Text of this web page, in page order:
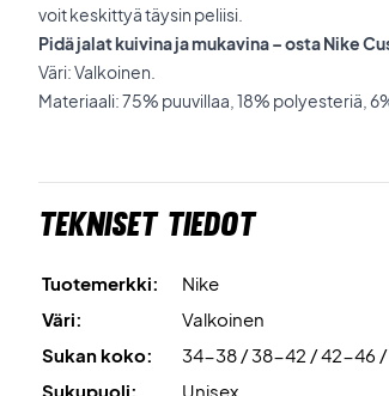
voit keskittyä täysin peliisi.
Pidä jalat kuivina ja mukavina – osta Nike
Väri: Valkoinen.
Materiaali: 75% puuvillaa, 18% polyesteriä,
Tekniset tiedot
Tuotemerkki:
Nike
Väri:
Valkoinen
Sukan koko:
34-38 / 38-42 / 42-46
Sukupuoli:
Unisex